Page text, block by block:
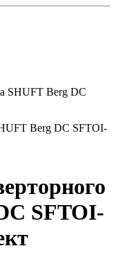
SHUFT Berg DC
SFTOI-